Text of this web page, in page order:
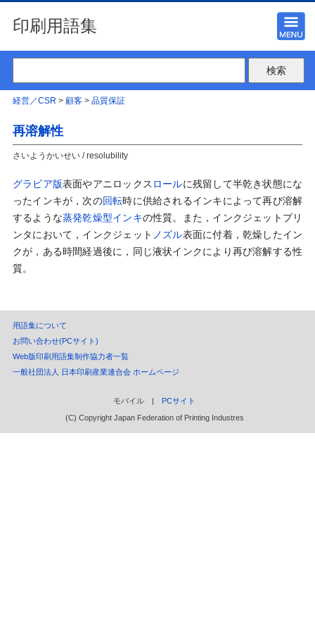
印刷用語集
経営／CSR > 顧客> 品質保証
再溶解性
さいようかいせい / resolubility
グラビア版表面やアニロックス ロールに残留して半乾き状態にな
ったインキが，次の回転時に供給されるインキによって再び溶解
するような蒸発乾燥型インキの性質。また，インクジェットプリ
ンタにおいて，インクジェット ノズル表面に付着，乾燥したイン
クが，ある時間経過後に，同じ液状インクにより再び溶解する性
質。
用語集について
お問い合わせ(PCサイト)
Web版印刷用語集制作協力者一覧
一般社団法人 日本印刷産業連合会 ホームページ
モバイル | PCサイト
(C) Copyright Japan Federation of Printing Industres